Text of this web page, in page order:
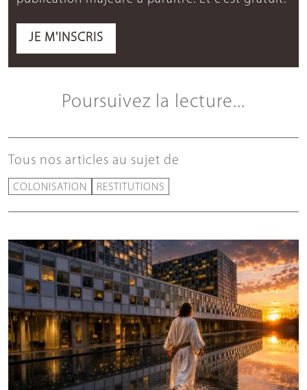
JE M'INSCRIS
Poursuivez la lecture...
Tous nos articles au sujet de
COLONISATION RESTITUTIONS